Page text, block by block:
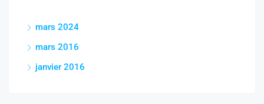
mars 2024
mars 2016
janvier 2016